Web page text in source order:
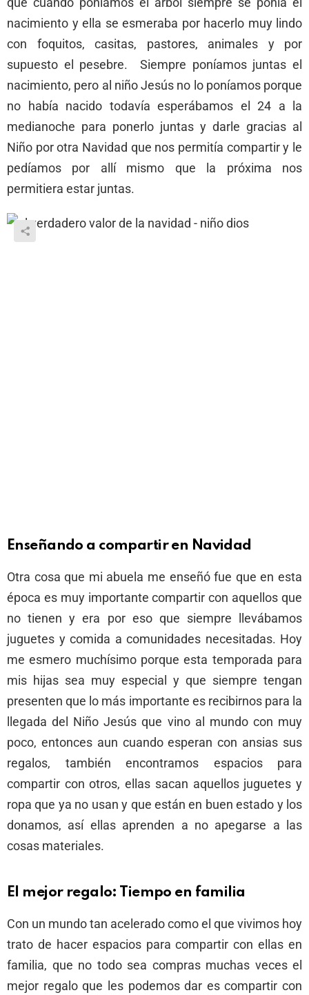
nacimiento y ella se esmeraba por hacerlo muy lindo
con foquitos, casitas, pastores, animales y por
supuesto el pesebre. Siempre poníamos juntas el
nacimiento, pero al niño Jesús no lo poníamos porque
no había nacido todavía esperábamos el 24 a la
medianoche para ponerlo juntas y darle gracias al
Niño por otra Navidad que nos permitía compartir y le
pedíamos por allí mismo que la próxima nos
permitiera estar juntas.
Enseñando a compartir en Navidad
Otra cosa que mi abuela me enseñó fue que en esta
época es muy importante compartir con aquellos que
no tienen y era por eso que siempre llevábamos
juguetes y comida a comunidades necesitadas. Hoy
me esmero muchísimo porque esta temporada para
mis hijas sea muy especial y que siempre tengan
presenten que lo más importante es recibirnos para la
llegada del Niño Jesús que vino al mundo con muy
poco, entonces aun cuando esperan con ansias sus
regalos, también encontramos espacios para
compartir con otros, ellas sacan aquellos juguetes y
ropa que ya no usan y que están en buen estado y los
donamos, así ellas aprenden a no apegarse a las
cosas materiales.
El mejor regalo: Tiempo en familia
Con un mundo tan acelerado como el que vivimos hoy
trato de hacer espacios para compartir con ellas en
familia, que no todo sea compras muchas veces el
mejor regalo que les podemos dar es compartir con